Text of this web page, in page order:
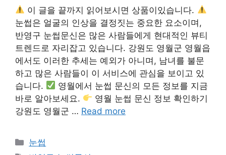
이 글을 끝까지 읽어보시면 상품이있습니다.
눈썹은 얼굴의 인상을 결정짓는 중요한 요소이며,
반영구 눈썹문신은 많은 사람들에게 현대적인 뷰티
트렌드로 자리잡고 있습니다. 강원도 영월군 영월읍
에서도 이러한 추세는 예외가 아니며, 남녀를 불문
하고 많은 사람들이 이 서비스에 관심을 보이고 있
습니다.
영월에서 눈썹 문신의 모든 정보를 지금
바로 알아보세요.
영월 눈썹 문신 정보 확인하기
강원도 영월군 … Read more
카
테
눈썹